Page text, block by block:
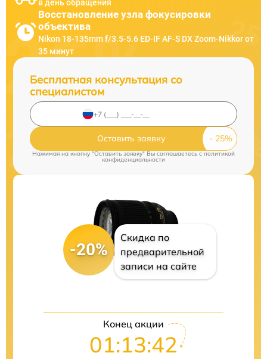
в день обращения
Восстановление узла фокусировки
объектива
Nikon 18-135mm f/3.5-5.6 ED-IF AF-S DX Zoom-Nikkor от
35 минут
Бесплатная консультация со
специалистом
Оставить заявку
Нажимая на кнопку "Оставить заявку" Вы соглашаетесь cполитикой
конфиденциальности
-20%
Скидка по
предварительной
записи на сайте
Конец акции
01:13:41